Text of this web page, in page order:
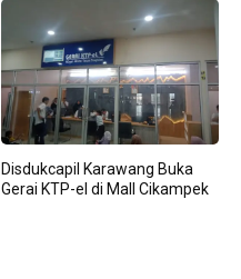
Disdukcapil Karawang Buka
Gerai KTP-el di Mall Cikampek